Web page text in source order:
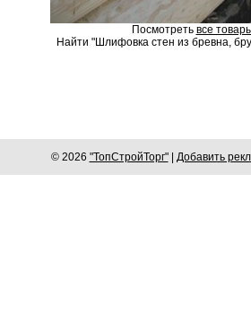
Посмотреть все
Найти "Шлифовка стен из бревна,
© 2026 "ТопСтройТорг"| Добавить